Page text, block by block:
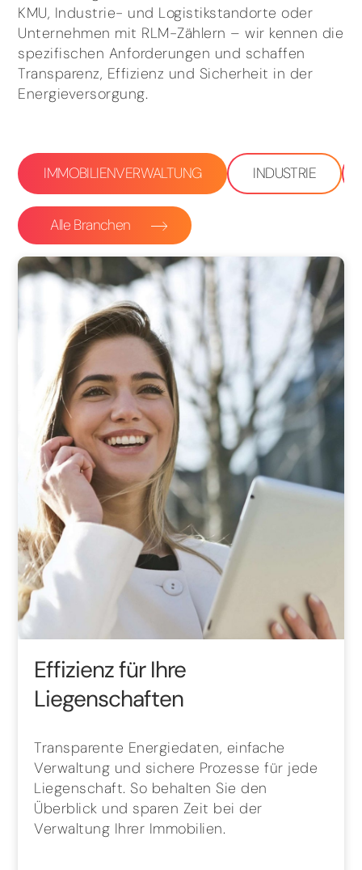
KMU, Industrie- und Logistikstandorte oder
Unternehmen mit RLM-Zählern – wir kennen die
spezifischen Anforderungen und schaffen
Transparenz, Effizienz und Sicherheit in der
Energieversorgung.
IMMOBILIENVERWALTUNG INDUSTRIE
Alle Branchen
Effizienz für Ihre
Liegenschaften
Transparente Energiedaten, einfache
Verwaltung und sichere Prozesse für jede
Liegenschaft. So behalten Sie den
Überblick und sparen Zeit bei der
Verwaltung Ihrer Immobilien.